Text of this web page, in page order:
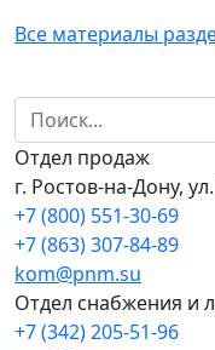
Все материалы
Отдел продаж
г. Ростов-на-Дону,
+7 (800) 551-30-69
+7 (863) 307-84-89
kom@pnm.su
Отдел снабжения и
+7 (342) 205-51-96